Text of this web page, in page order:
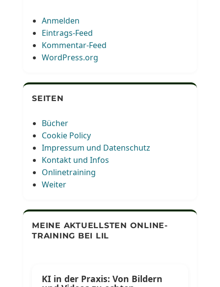
Anmelden
Eintrags-Feed
Kommentar-Feed
WordPress.org
SEITEN
Bücher
Cookie Policy
Impressum und Datenschutz
Kontakt und Infos
Onlinetraining
Weiter
MEINE AKTUELLSTEN ONLINE-
TRAINING BEI LIL
KI in der Praxis: Von Bildern